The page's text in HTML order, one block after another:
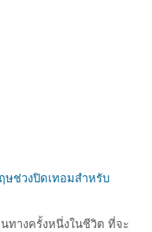
ษช่วงปิดเทอมสำหรับ
ทางครั้งหนึ่งในชีวิต ที่จะ